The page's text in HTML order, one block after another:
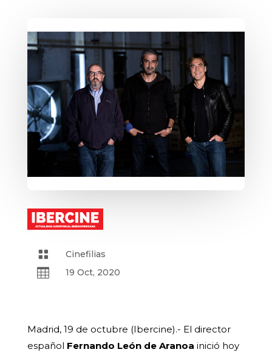
 Cinefilias
 19 Oct, 2020
Madrid, 19 de octubre (Ibercine).- El director
español Fernando León de Aranoa inició hoy